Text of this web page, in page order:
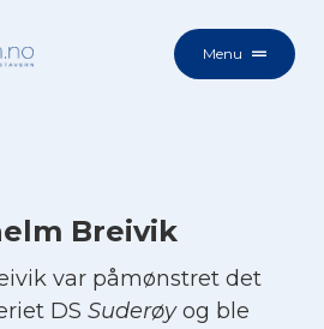
Menu
Breivik
var påmønstret det
DS Suderøyog ble